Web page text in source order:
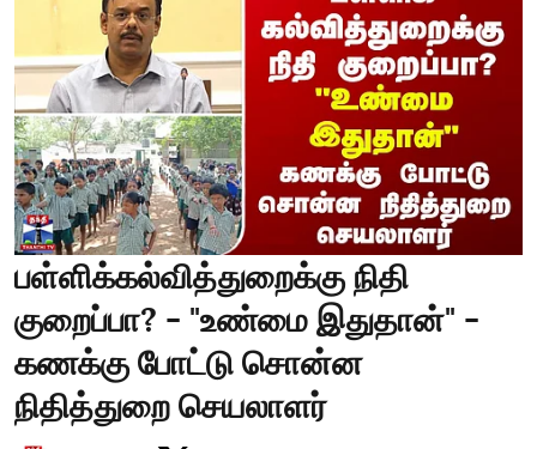
பள்ளிக்கல்வித்துறைக்கு நிதி
குறைப்பா? - "உண்மை இதுதான்" -
கணக்கு போட்டு சொன்ன
நிதித்துறை செயலாளர்